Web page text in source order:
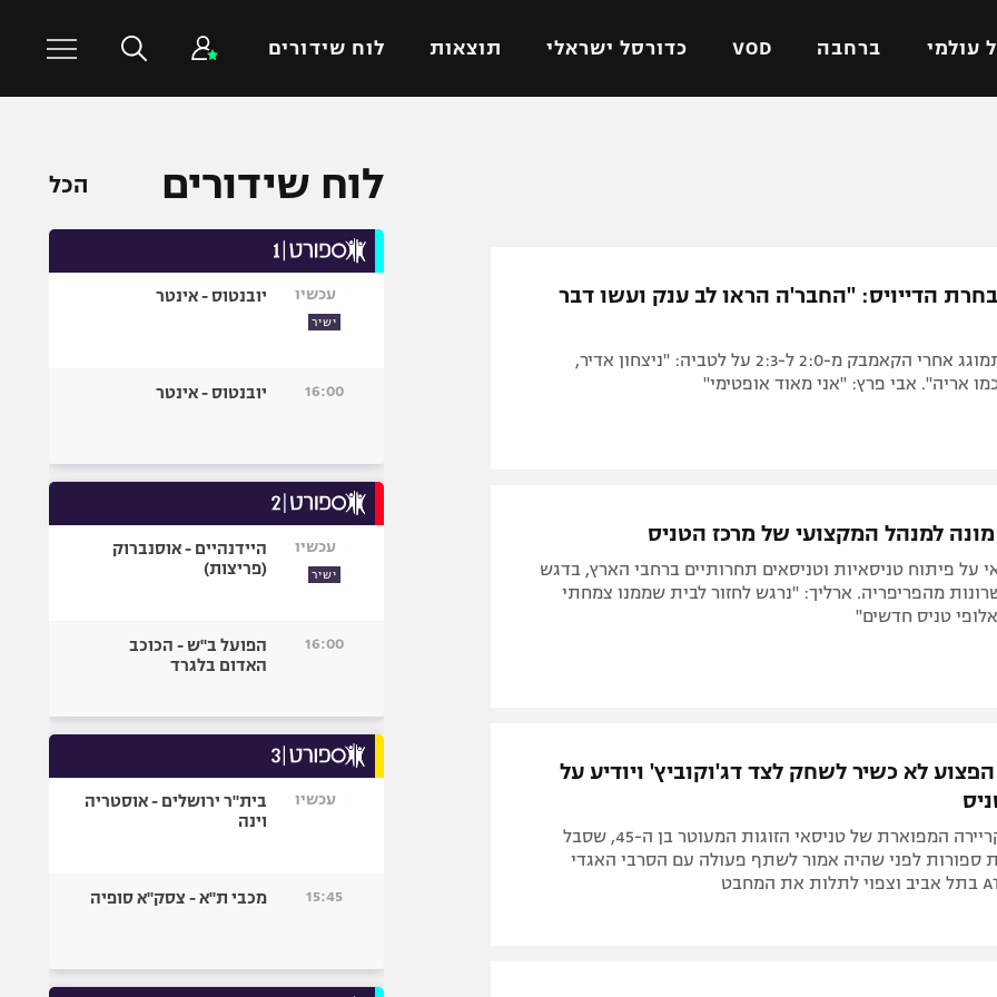
עולמי ברחבה VOD כדורסל ישראלי תוצאות לוח שידורים
באר שבע
ליגה איטלקית
ליגות נוספות
מכבי תל אביב
כדורסל עולמי
כדורעף
היאבקות WWE
ספורט מוטורי
בייסבול MLB
גיימינג E-Sports
הדייויס: "החבר'ה הראו לב ענק ועשו דבר
יוני ארליך התמוגג אחרי הקאמבק מ-2:0 ל-2:3 על לטביה: "ניצחון אדיר,
אריה". אבי פרץ: "אני מאוד אופטימי"
מונה למנהל המקצועי של מרכז הטניס
על פיתוח טניסאיות וטניסאים תחרותיים ברחבי הארץ, בדגש
מהפריפריה. ארליך: "נרגש לחזור לבית שממנו צמחתי
טניס חדשים"
הפצוע לא כשיר לשחק לצד דג'וקוביץ' ויודיע על
סיום כואב לקריירה המפוארת של טניסאי הזוגות המעוטר בן ה-45, שסבל
ספורות לפני שהיה אמור לשתף פעולה עם הסרבי האגדי
לוח שידורים הכל
עכשיו
ישיר
יובנטוס - אינטר
16:00 יובנטוס - אינטר
עכשיו
ישיר
היידנהיים - אוסנברוק
(פריצות)
16:00
הפועל ב"ש - הכוכב
האדום בלגרד
עכשיו
בית"ר ירושלים - אוסטריה
וינה
15:45 מכבי ת"א - צסק"א סופיה